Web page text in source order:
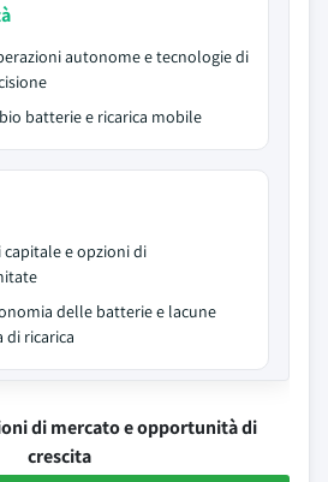
autonome e tecnologie di
batterie e ricarica mobile
e opzioni di
delle batterie e lacune
ricarica
di mercato e opportunità di
crescita